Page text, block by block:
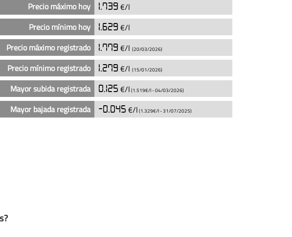
Precio máximo hoy
1.739 €/l
Precio mínimo hoy
1.629 €/l
Precio máximo registrado
1.779 €/l (20/03/2026)
Precio mínimo registrado 1.279 €/l (15/01/2026)
Mayor subida registrada 0.125 €/l (1.519€/l -04/03/2026)
Mayor bajada registrada -0.045 €/l (1.329€/l -31/07/2025)